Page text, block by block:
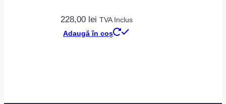
228,00 lei TVA Inclus
Adaugă în coș